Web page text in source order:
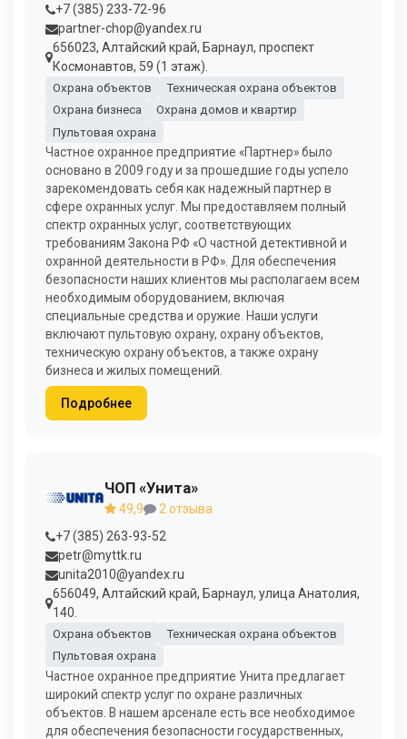
+7 (385) 233-72-96
partner-chop@yandex.ru
656023, Алтайский край, Барнаул, проспект
Космонавтов, 59 (1 этаж).
Охрана объектов
Техническая охрана объектов
Охрана бизнеса
Охрана домов и квартир
Пультовая охрана
Частное охранное предприятие «Партнер» было
основано в 2009 году и за прошедшие годы успело
зарекомендовать себя как надежный партнер в
сфере охранных услуг. Мы предоставляем полный
спектр охранных услуг, соответствующих
требованиям Закона РФ «О частной детективной и
охранной деятельности в РФ». Для обеспечения
безопасности наших клиентов мы располагаем всем
необходимым оборудованием, включая
специальные средства и оружие. Наши услуги
включают пультовую охрану, охрану объектов,
техническую охрану объектов, а также охрану
бизнеса и жилых помещений.
Подробнее
ЧОП «Унита»
49,9
2 отзыва
+7 (385) 263-93-52
petr@myttk.ru
unita2010@yandex.ru
656049, Алтайский край, Барнаул, улица Анатолия,
140.
Охрана объектов
Техническая охрана объектов
Пультовая охрана
Частное охранное предприятие Унита предлагает
широкий спектр услуг по охране различных
объектов. В нашем арсенале есть все необходимое
для обеспечения безопасности государственных,